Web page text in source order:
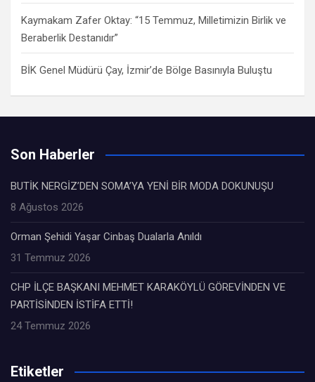
Kaymakam Zafer Oktay: “15 Temmuz, Milletimizin Birlik ve
Beraberlik Destanıdır”
BİK Genel Müdürü Çay, İzmir’de Bölge Basınıyla Buluştu
Son Haberler
BUTİK NERGİZ’DEN SOMA’YA YENİ BİR MODA DOKUNUŞU
8 Ağustos 2026
Orman Şehidi Yaşar Cinbaş Dualarla Anıldı
31 Temmuz 2026
CHP İLÇE BAŞKANI MEHMET KARAKÖYLÜ GÖREVİNDEN VE
PARTİSİNDEN İSTİFA ETTİ!
24 Temmuz 2026
Etiketler